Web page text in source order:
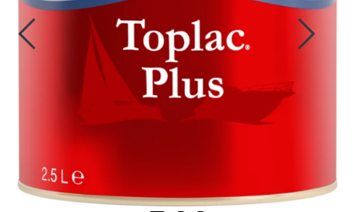
Motor/Styring
Fortøyning
Fritid/Sikkerhet
Seil